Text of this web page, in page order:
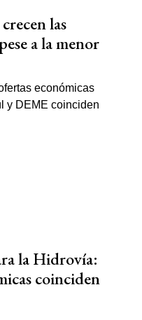
las
a la menor
la Hidrovía:
coinciden